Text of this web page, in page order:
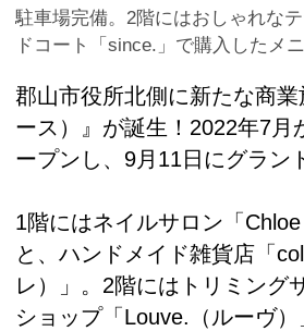
駐車場完備。2階にはおしゃれな
ドコート「since.」で購入したメ
郡山市役所北側に新たな商
ース）』が誕生！2022年7月
ープンし、9月11日にグラン
1階にはネイルサロン「Chloe
と、ハンドメイド雑貨店「
レ）」。2階にはトリミング
ショップ「Louve.（ルーヴ